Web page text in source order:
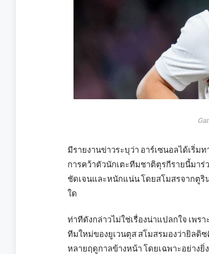
มีรายงานข่าวระบุว่า อาร์เซนอลได้เริ่ม
การคว้าตัวนักเตะทีมชาติตุรกีรายนี้มา
ชัดเจนและหนักแน่น โดยสโมสรจากตู
ใด
ท่าทีดังกล่าวไม่ใช่เรื่องน่าแปลกใจ เพร
ทีมใหม่ของยูเวนตุส สโมสรมองว่ายิลดิ
หลายฤดูกาลข้างหน้า โดยเฉพาะอย่าง